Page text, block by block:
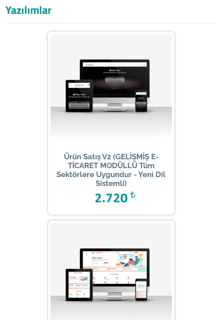
Yazılımlar
Ürün Satış V2 (GELİŞMİŞ E-
TİCARET MODÜLLÜ Tüm
Sektörlere Uygundur - Yeni Dil
Sistemli)
₺
2.720